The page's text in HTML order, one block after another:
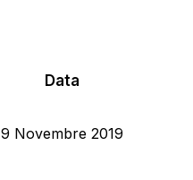
Data
9 Novembre 2019